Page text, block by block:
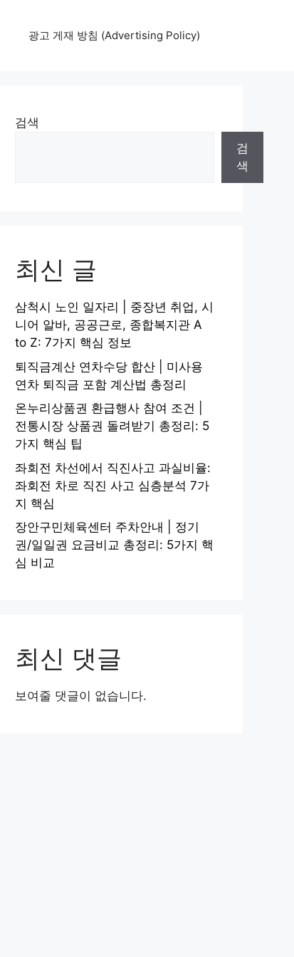
광고 게재 방침 (Advertising Policy)
검색
검
색
최신 글
삼척시 노인 일자리 | 중장년 취업, 시
니어 알바, 공공근로, 종합복지관 A
to Z: 7가지 핵심 정보
퇴직금계산 연차수당 합산 | 미사용
연차 퇴직금 포함 계산법 총정리
온누리상품권 환급행사 참여 조건 |
전통시장 상품권 돌려받기 총정리: 5
가지 핵심 팁
좌회전 차선에서 직진사고 과실비율:
좌회전 차로 직진 사고 심층분석 7가
지 핵심
장안구민체육센터 주차안내 | 정기
권/일일권 요금비교 총정리: 5가지 핵
심 비교
최신 댓글
보여줄 댓글이 없습니다.